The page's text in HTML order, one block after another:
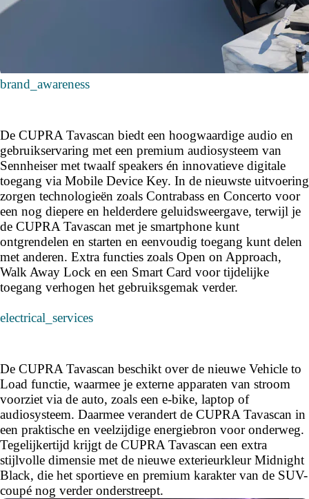
brand_awareness
De CUPRA Tavascan biedt een hoogwaardige audio en
gebruikservaring met een premium audiosysteem van
Sennheiser met twaalf speakers én innovatieve digitale
toegang via Mobile Device Key. In de nieuwste uitvoering
zorgen technologieën zoals Contrabass en Concerto voor
een nog diepere en helderdere geluidsweergave, terwijl je
de CUPRA Tavascan met je smartphone kunt
ontgrendelen en starten en eenvoudig toegang kunt delen
met anderen. Extra functies zoals Open on Approach,
Walk Away Lock en een Smart Card voor tijdelijke
toegang verhogen het gebruiksgemak verder.
electrical_services
De CUPRA Tavascan beschikt over de nieuwe Vehicle to
Load functie, waarmee je externe apparaten van stroom
voorziet via de auto, zoals een e-bike, laptop of
audiosysteem. Daarmee verandert de CUPRA Tavascan in
een praktische en veelzijdige energiebron voor onderweg.
Tegelijkertijd krijgt de CUPRA Tavascan een extra
stijlvolle dimensie met de nieuwe exterieurkleur Midnight
Black, die het sportieve en premium karakter van de SUV-
coupé nog verder onderstreept.